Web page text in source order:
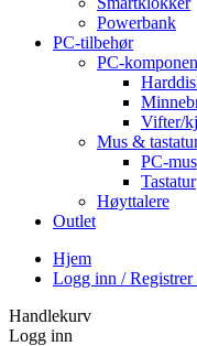
Powerbank
PC-tilbehør
PC-
Vifter/
Mus &
PC-mus
Tastatur
Høyttalere
Outlet
Hjem
Logg inn / Registrer
Handlekurv
Logg inn